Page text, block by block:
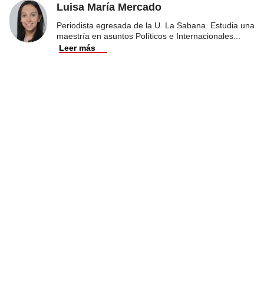
Luisa María Mercado
Periodista egresada de la U. La Sabana. Estudia una
maestría en asuntos Políticos e Internacionales
Leer más